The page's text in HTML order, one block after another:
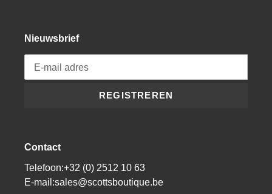
Nieuwsbrief
REGISTREREN
Contact
Telefoon:+32 (0) 2512 10 63
E-mail:sales@scottsboutique.be